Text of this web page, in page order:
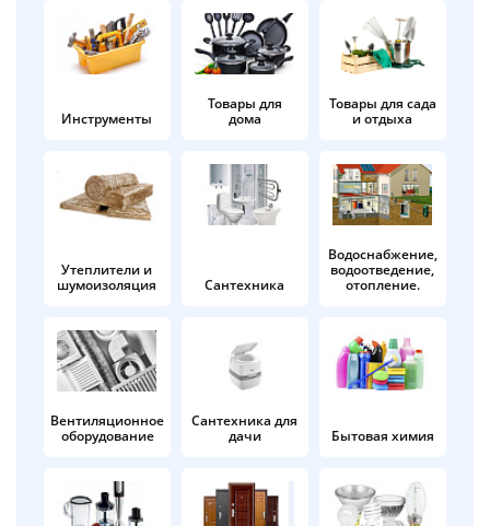
Инструменты
Товары для
дома
Товары для сада
и отдыха
Утеплители и
шумоизоляция
Сантехника
Водоснабжение,
водоотведение,
отопление.
Вентиляционное
оборудование
Сантехника для
дачи
Бытовая химия
в корзину
Оплачивайте сегодня только
25% картой любого банка
Получайте товар
выбранный способом
Оставшиеся
% будут
по25%каждые 2 недели
Подробнее
об оплате Плайтом